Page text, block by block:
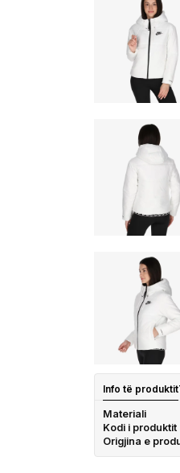
Info të produktit
Materiali
Kodi i produktit
Origjina e